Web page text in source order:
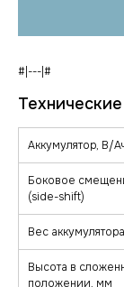
#|---|#
Аккумулятор, В/
Боковое
(side-shift)
Вес
Высота в
положении, мм